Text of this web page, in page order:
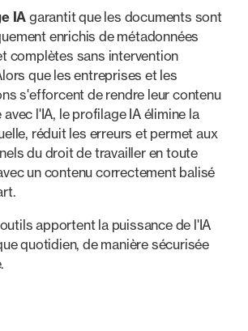
IAgarantit que les documents sont
enrichis de métadonnées
complètes sans intervention
que les entreprises et les
s'efforcent de rendre leur contenu
l'IA, le profilage IA élimine la
réduit les erreurs et permet aux
du droit de travailler en toute
un contenu correctement balisé
apportent la puissance de l'IA
quotidien, de manière sécurisée